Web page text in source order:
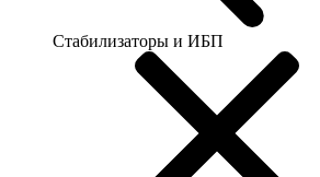
Стабилизаторы и ИБП